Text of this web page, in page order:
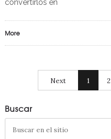
convertirlos en
More
Next 1 2
Buscar